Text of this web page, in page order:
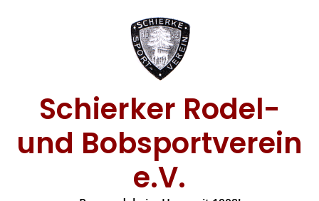
Schierker Rodel-
und Bobsportverein
e.V.